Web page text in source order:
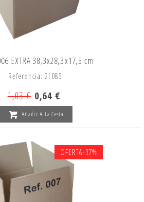
EXTRA 38,3x28,3x17,5 cm
Referencia: 21085
1,03 € 0,64 €
Añadir A La Cesta
OFERTA-37%